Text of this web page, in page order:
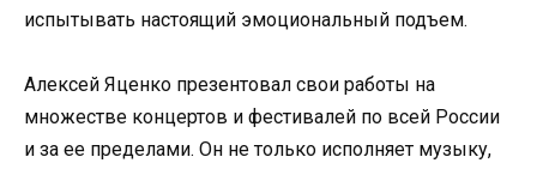
испытывать настоящий эмоциональный подъем.
Алексей Яценко презентовал свои работы на
множестве концертов и фестивалей по всей России
и за ее пределами. Он не только исполняет музыку,